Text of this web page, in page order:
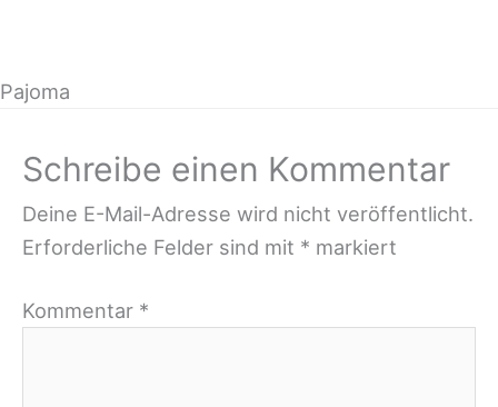
Pajoma
Schreibe einen Kommentar
Deine E-Mail-Adresse wird nicht veröffentlicht.
Erforderliche Felder sind mit * markiert
Kommentar *